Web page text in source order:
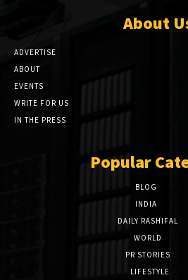
About
ADVERTISE
ABOUT
EVENTS
WRITE FOR US
IN THE PRESS
Popular
BLOG
INDIA
DAILY RASHIFAL
WORLD
PR STORIES
LIFESTYLE